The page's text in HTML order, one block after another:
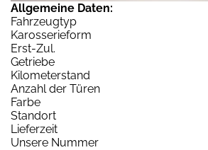
Allgemeine Daten:
Fahrzeugtyp
Karosserieform
Erst-Zul.
Getriebe
Kilometerstand
Anzahl der Türen
Farbe
Standort
Lieferzeit
Unsere Nummer